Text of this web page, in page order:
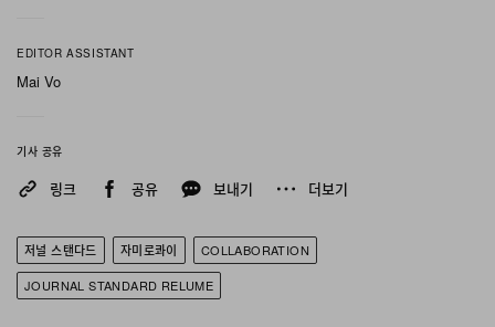
에, 각 제품은 손상도와 텍스처의 정도가 조금씩 다르게 나
프린트 선택은 이 베이스 위에 서로 다른 세 방향으로 더해
진다. Black 컬러웨이는 빈티지 피니시에 야광 프린트를
발광하는 핑크 그래픽을 구현했다. 이 발광 효과는 세탁을
반복할수록 서서히 옅어지기 때문에, Black 티셔츠의 가장
EDITOR ASSISTANT
Mai Vo
기사 공유
링크 공유 보내기 더보기
저널 스탠다드 자미로콰이
COLLABORATION
JOURNAL STANDARD RELUME